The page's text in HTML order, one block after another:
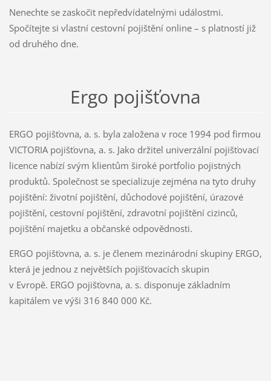
Nenechte se zaskočit nepředvídatelnými událostmi.
Spočítejte si vlastní cestovní pojištění online – s platností již
od druhého dne.
Ergo pojišťovna
ERGO pojišťovna, a. s. byla založena v roce 1994 pod firmou
VICTORIA pojišťovna, a. s. Jako držitel univerzální pojišťovací
licence nabízí svým klientům široké portfolio pojistných
produktů. Společnost se specializuje zejména na tyto druhy
pojištění: životní pojištění, důchodové pojištění, úrazové
pojištění, cestovní pojištění, zdravotní pojištění cizinců,
pojištění majetku a občanské odpovědnosti.
ERGO pojišťovna, a. s. je členem mezinárodní skupiny ERGO,
která je jednou z největších pojišťovacích skupin
v Evropě. ERGO pojišťovna, a. s. disponuje základním
kapitálem ve výši 316 840 000 Kč.